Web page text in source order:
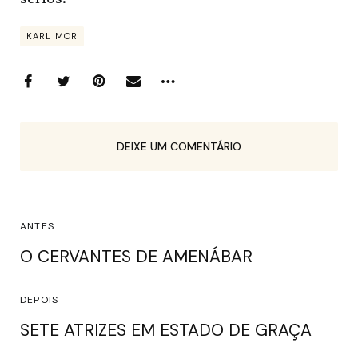
KARL MOR
DEIXE UM COMENTÁRIO
ANTES
O CERVANTES DE AMENÁBAR
DEPOIS
SETE ATRIZES EM ESTADO DE GRAÇA